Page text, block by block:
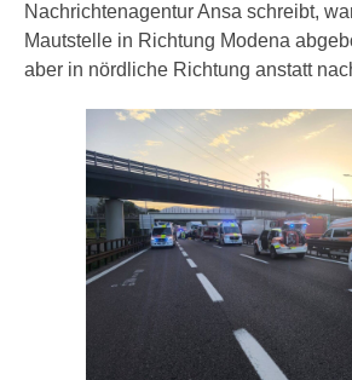
Nachrichtenagentur Ansa schreibt,
Mautstelle in Richtung Modena
aber in nördliche Richtung anstatt